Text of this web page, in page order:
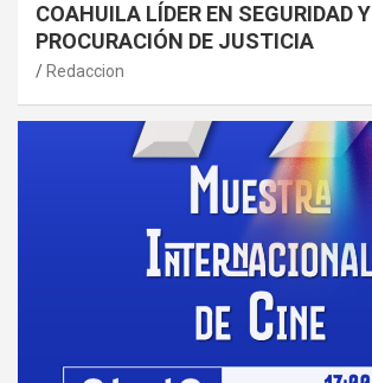
COAHUILA LÍDER EN SEGURIDAD Y
PROCURACIÓN DE JUSTICIA
Redaccion